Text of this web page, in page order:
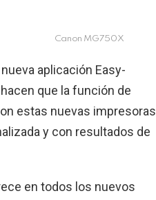
Canon MG750X
aplicación Easy-
que la función de
estas nuevas impresoras
y con resultados de
en todos los nuevos